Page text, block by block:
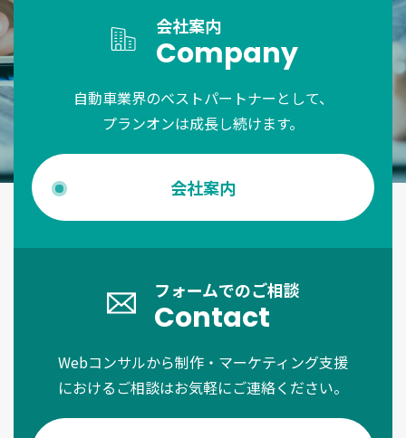
会社案内
Company
自動車業界のベストパートナーとして、
プランオンは成長し続けます。
会社案内
フォームでのご相談
Contact
Webコンサルから制作・マーケティング支援
におけるご相談はお気軽にご連絡ください。